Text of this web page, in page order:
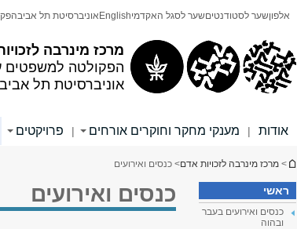
מרכז מינרבה
הפקולטה למשפטים
אוניברסיטת תל אביב
אלפוןשער לסטודנטיםשער לסגל האקדמיEnglish אוניברסיטת תל אביב
אודות | מענקי מחקר וחוקרים אורחים | פרויקטים
הינך נמצא כאן
> מרכז מינרבה לזכויות אדם> כנסים ואירועים
ראשי
כנסים ואירועים בעבר
ובהוה
כנסים ואירועים